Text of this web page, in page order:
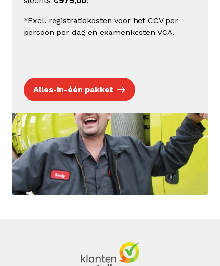
*Excl. registratiekosten voor het CCV per
persoon per dag en examenkosten VCA.
Alles-in-één pakket